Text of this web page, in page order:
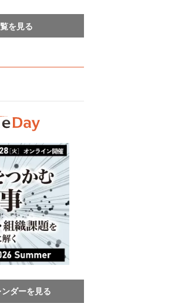
を見る
ダーを見る